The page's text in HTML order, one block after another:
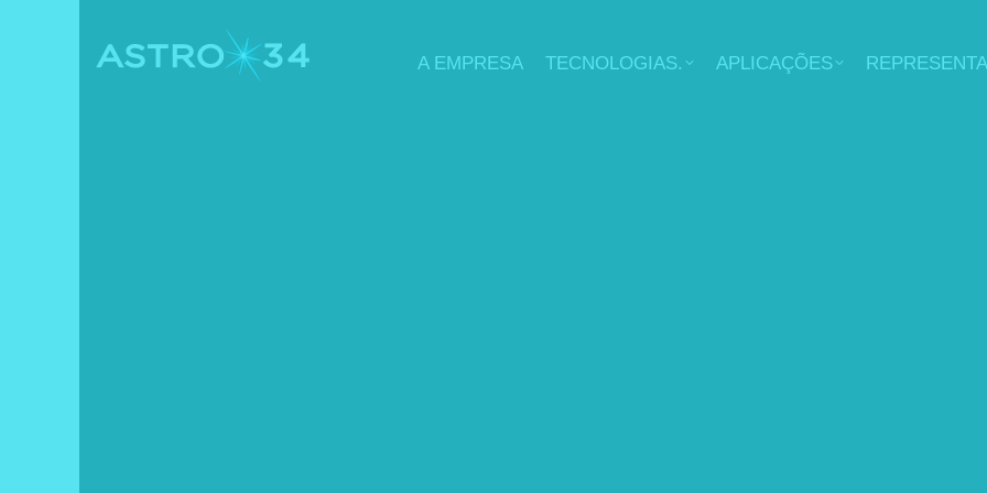
A EMPRESA TECNOLOGIAS. APLICAÇÕES